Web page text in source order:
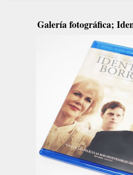
Galería fotográfica;